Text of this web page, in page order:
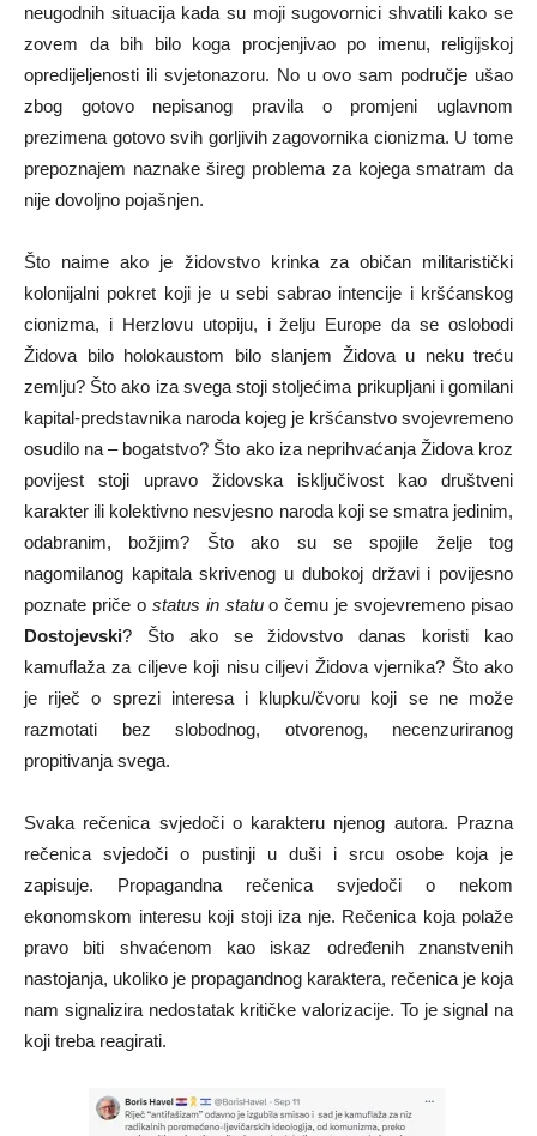
neugodnih situacija kada su moji sugovornici shvatili kako se
zovem da bih bilo koga procjenjivao po imenu, religijskoj
opredijeljenosti ili svjetonazoru. No u ovo sam područje ušao
zbog gotovo nepisanog pravila o promjeni uglavnom
prezimena gotovo svih gorljivih zagovornika cionizma. U tome
prepoznajem naznake šireg problema za kojega smatram da
nije dovoljno pojašnjen.
Što naime ako je židovstvo krinka za običan militaristički
kolonijalni pokret koji je u sebi sabrao intencije i kršćanskog
cionizma, i Herzlovu utopiju, i želju Europe da se oslobodi
Židova bilo holokaustom bilo slanjem Židova u neku treću
zemlju? Što ako iza svega stoji stoljećima prikupljani i gomilani
kapital-predstavnika naroda kojeg je kršćanstvo svojevremeno
osudilo na – bogatstvo? Što ako iza neprihvaćanja Židova kroz
povijest stoji upravo židovska isključivost kao društveni
karakter ili kolektivno nesvjesno naroda koji se smatra jedinim,
odabranim, božjim? Što ako su se spojile želje tog
nagomilanog kapitala skrivenog u dubokoj državi i povijesno
poznate priče o status in statuo čemu je svojevremeno pisao
Dostojevski? Što ako se židovstvo danas koristi kao
kamuflaža za ciljeve koji nisu ciljevi Židova vjernika? Što ako
je riječ o sprezi interesa i klupku/čvoru koji se ne može
razmotati bez slobodnog, otvorenog, necenzuriranog
propitivanja svega.
Svaka rečenica svjedoči o karakteru njenog autora. Prazna
rečenica svjedoči o pustinji u duši i srcu osobe koja je
zapisuje. Propagandna rečenica svjedoči o nekom
ekonomskom interesu koji stoji iza nje. Rečenica koja polaže
pravo biti shvaćenom kao iskaz određenih znanstvenih
nastojanja, ukoliko je propagandnog karaktera, rečenica je koja
nam signalizira nedostatak kritičke valorizacije. To je signal na
koji treba reagirati.